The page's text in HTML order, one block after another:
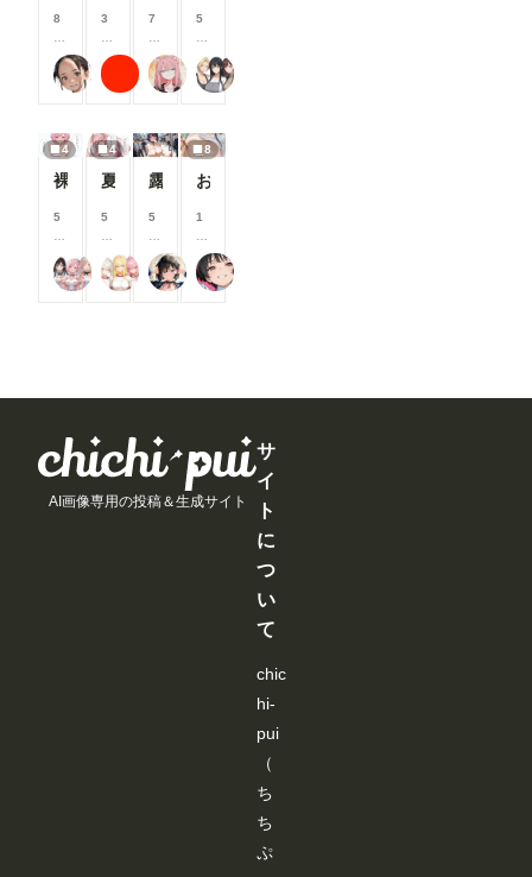
き
ま
す
き
ま
す
き
ま
す
き
ま
す
る
と
こ
と
が
き
ま
す
る
と
こ
と
が
き
ま
す
る
と
こ
が
き
ま
す
る
と
こ
と
が
き
ま
す
8
0
0
コ
イ
/
月
以
上
る
と
で
す
じゅじゅじゅ
3
0
0
コ
イ
/
月
以
上
る
と
で
す
ラッテ
7
0
0
コ
イ
/
月
以
上
る
と
で
ま
す
ナフリジェ
5
0
0
コ
イ
/
月
以
上
る
と
で
す
4
5
0
コ
イ
す
る
見
17時からはアイドル！
4
5
コ
イ
る
見
一軍ギャルズ
5
0
コ
イ
す
る
見
EBI
8
1
0
コ
イ
る
見
AI画像専用の投稿＆生成サイト
サ
イ
ト
に
つ
い
て
chic
hi-
pui
（
ち
ち
ぷ